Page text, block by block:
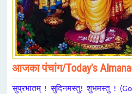
आजका पंचांग/Today’s
सुप्रभातम् ! सुदिनमस्तु! शुभमस्तु !